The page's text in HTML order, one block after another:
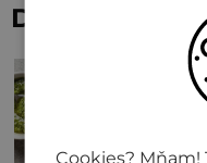
Další recepty
Cookies? Mňam!